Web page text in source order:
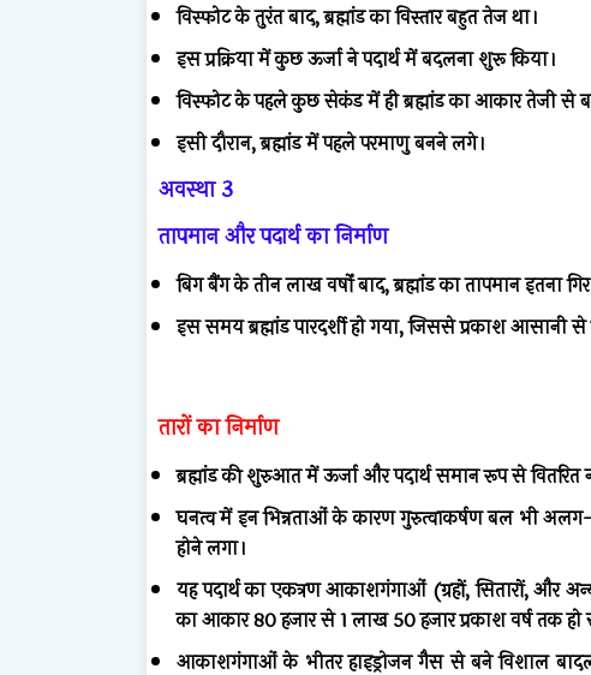
विस्फोट के तुरंत बाद, ब्रह्मांड का विस्तार बहुत तेज था।
इस प्रक्रिया में कुछ ऊर्जा ने पदार्थ में बदलना शुरू किया।
विस्फोट के पहले कुछ सेकंड में ही ब्रह्मांड का आकार तेजी से
इसी दौरान, ब्रह्मांड में पहले परमाणु बनने लगे।
अवस्था 3
तापमान और पदार्थ का निर्माण
बिग बैंग के तीन लाख वर्षों बाद, ब्रह्मांड का तापमान इतना
इस समय ब्रह्मांड पारदर्शी हो गया, जिससे प्रकाश आसानी से
तारों का निर्माण
ब्रह्मांड की शुरुआत में ऊर्जा और पदार्थ समान रूप से वितरित
घनत्व में इन भिन्नताओं के कारण गुरुत्वाकर्षण बल भी अलग-
होने लगा।
यह पदार्थ का एकत्रण आकाशगंगाओं (ग्रहों, सितारों,
का आकार 80 हजार से 1 लाख 50 हजार प्रकाश वर्ष तक हो
आकाशगंगाओं के भीतर हाइड्रोजन गैस से बने विशाल बादल